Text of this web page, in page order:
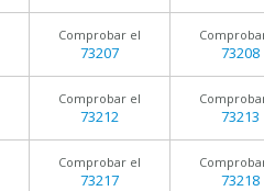
Comprobar el
73207 73208
Comprobar el
73212 73213
Comprobar el
73217 73218